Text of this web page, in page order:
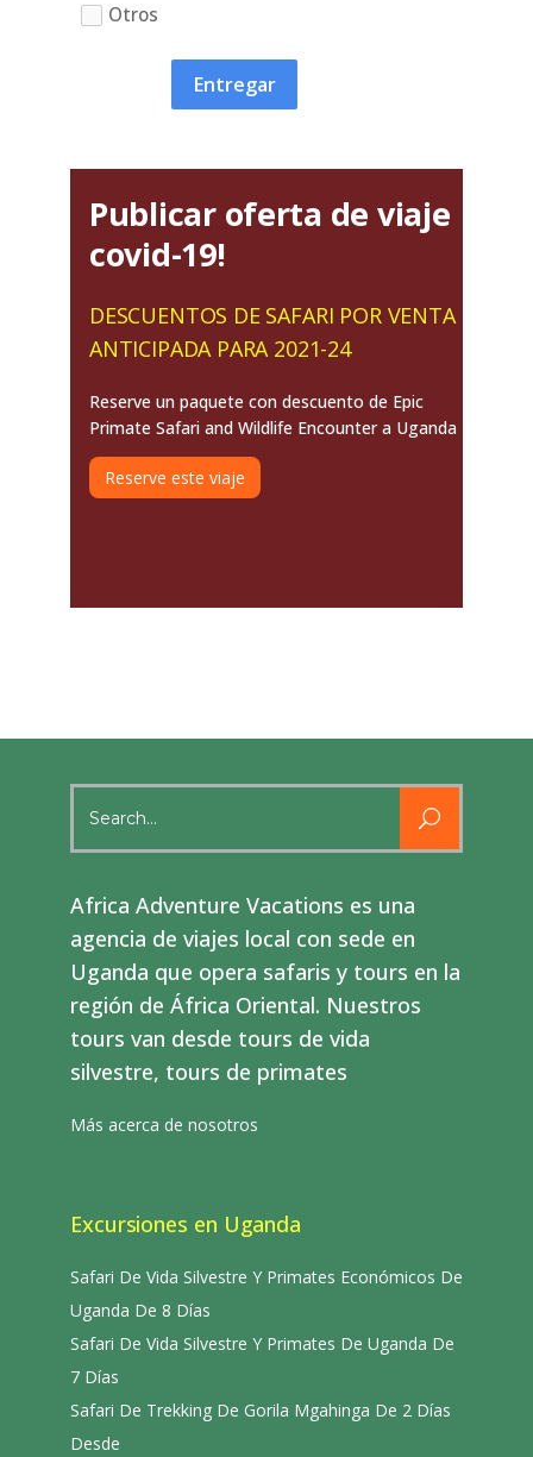
Otros
Entregar
Publicar oferta de viaje
covid-19!
DESCUENTOS DE SAFARI POR VENTA
ANTICIPADA PARA 2021-24
Reserve un paquete con descuento de Epic
Primate Safari and Wildlife Encounter a Uganda
Reserve este viaje
for:
Africa Adventure Vacations es una
agencia de viajes local con sede en
Uganda que opera safaris y tours en la
región de África Oriental. Nuestros
tours van desde tours de vida
silvestre, tours de primates
Más acerca de nosotros
Excursiones en Uganda
Safari De Vida Silvestre Y Primates Económicos De
Uganda De 8 Días
Safari De Vida Silvestre Y Primates De Uganda De
7 Días
Safari De Trekking De Gorila Mgahinga De 2 Días
Desde